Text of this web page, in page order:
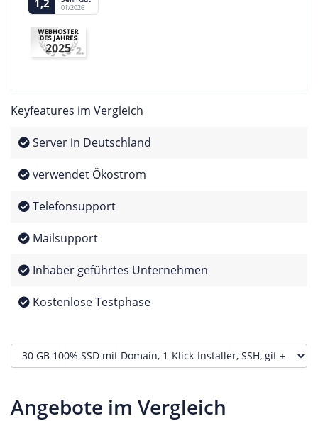
01/2026
2025
Keyfeatures im Vergleich
Server in Deutschland
verwendet Ökostrom
Telefonsupport
Mailsupport
Inhaber geführtes Unternehmen
Kostenlose Testphase
Angebote im Vergleich